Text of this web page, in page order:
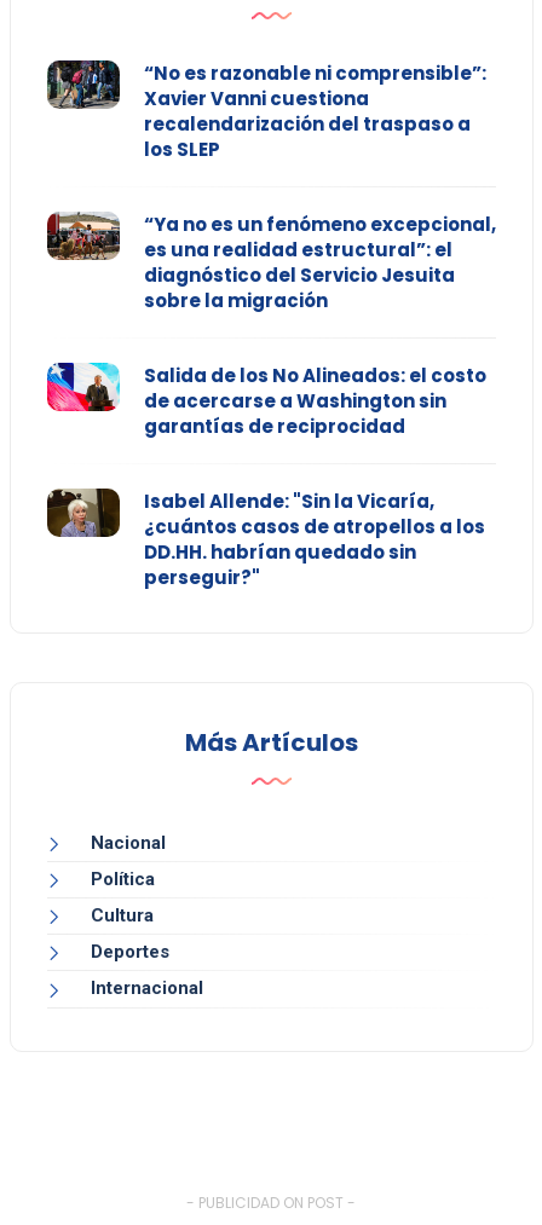
“No es razonable ni comprensible”:
Xavier Vanni cuestiona
recalendarización del traspaso a
los SLEP
“Ya no es un fenómeno excepcional,
es una realidad estructural”: el
diagnóstico del Servicio Jesuita
sobre la migración
Salida de los No Alineados: el costo
de acercarse a Washington sin
garantías de reciprocidad
Isabel Allende: "Sin la Vicaría,
¿cuántos casos de atropellos a los
DD.HH. habrían quedado sin
perseguir?"
Más Artículos
Nacional
Política
Cultura
Deportes
Internacional
- PUBLICIDAD ON POST -